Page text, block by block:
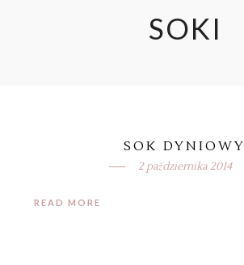
SOKI
SOK DYNIOWY
2 października 2014
READ MORE